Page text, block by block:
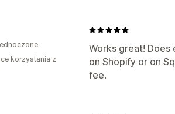
Works great! Does
on Shopify or on
fee.
korzystania z